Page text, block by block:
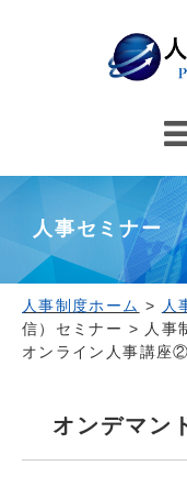
人事セミナー
人事制度ホーム > 人
信）セミナー > 人事
オンライン人事講座
オンデマン